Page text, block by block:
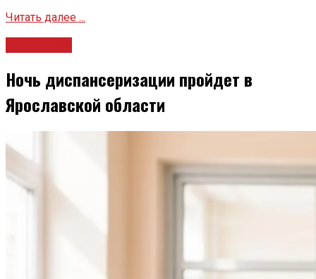
Читать далее ...
Ночь диспансеризации пройдет в
Ярославской области